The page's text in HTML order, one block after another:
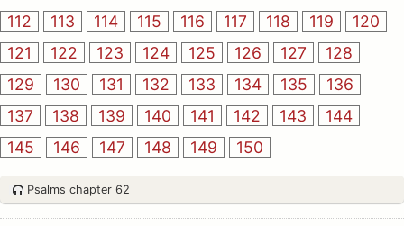
112
113 114 115 116 117 118 119
120
121
122 123 124 125 126 127
128
129
130 131 132 133 134 135
136
137
138 139 140 141 142 143
144
145
146 147 148 149 150
Psalms chapter 62